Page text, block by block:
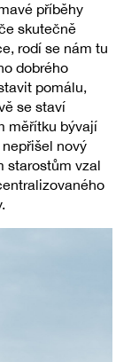
příběhy
skutečně
rodí se nám tu
dobrého
pomálu,
se staví
měřítku bývají
nový
starostům vzal